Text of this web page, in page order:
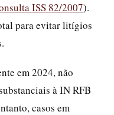
ISS 82/2007).
para evitar litígios
em 2024, não
à IN RFB
casos em